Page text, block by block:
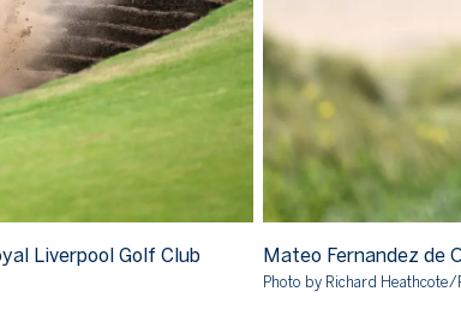
Liverpool Golf Club Mateo Fernandez de
Photo by Richard